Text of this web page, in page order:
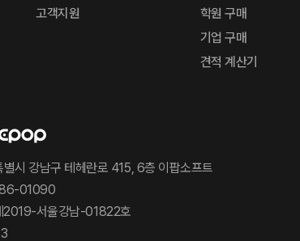
고객지원
학원 구매
기업 구매
견적 계산기
별시 강남구 테헤란로 415, 6층 이팝소프트
86-01090
2019-서울강남-01822호